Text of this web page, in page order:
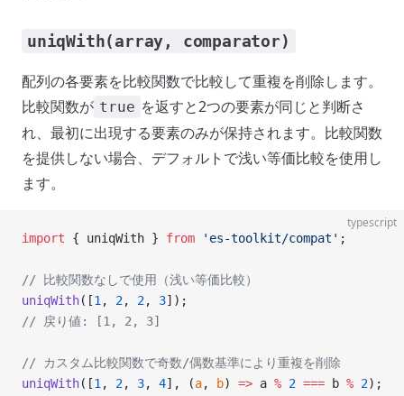
uniqWith(array, comparator)
配列の各要素を比較関数で比較して重複を削除します。
比較関数が true を返すと2つの要素が同じと判断さ
れ、最初に出現する要素のみが保持されます。比較関数
を提供しない場合、デフォルトで浅い等価比較を使用し
ます。
typescript
import { uniqWith } from 'es-toolkit/compat' ;
// 比較関数なしで使用（浅い等価比較）
uniqWith([1 , 2, 2, 3]);
// 戻り値: [1, 2, 3]
// カスタム比較関数で奇数/偶数基準により重複を削除
uniqWith([1 , 2, 3, 4], (a, b) => a % 2 === b % 2);